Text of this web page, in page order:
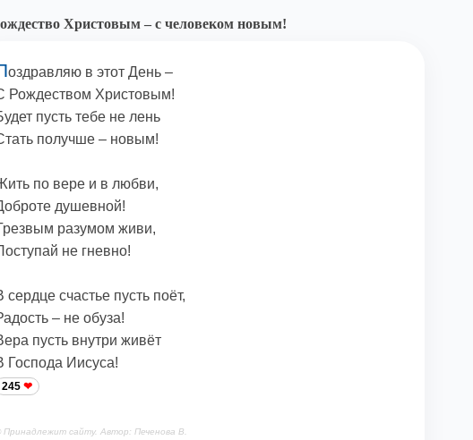
Христовым – с человеком новым!
оздравляю в этот День –
Рождеством Христовым!
пусть тебе не лень
получше – новым!
по вере и в любви,
душевной!
разумом живи,
не гневно!
сердце счастье пусть поёт,
– не обуза!
пусть внутри живёт
Господа Иисуса!
245
Принадлежит сайту. Автор: Печенова В.